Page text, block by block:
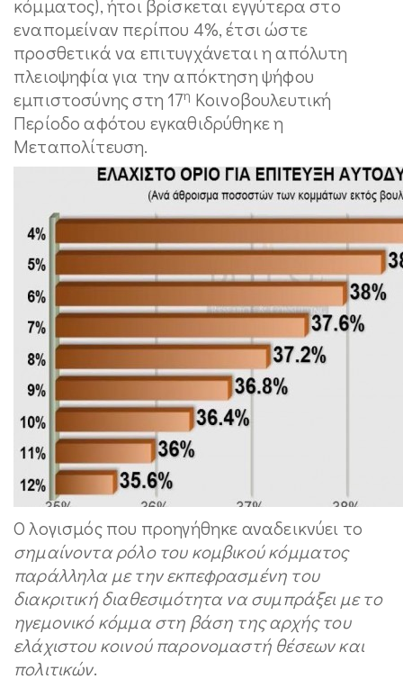
κόμματος), ήτοι βρίσκεται εγγύτερα στο
εναπομείναν περίπου 4%, έτσι ώστε
προσθετικά να επιτυγχάνεται η απόλυτη
πλειοψηφία για την απόκτηση ψήφου
εμπιστοσύνης στη 17η Κοινοβουλευτική
Περίοδο αφότου εγκαθιδρύθηκε η
Μεταπολίτευση.
Ο λογισμός που προηγήθηκε αναδεικνύει το
σημαίνοντα ρόλο του κομβικού κόμματος
παράλληλα με την εκπεφρασμένη του
διακριτική διαθεσιμότητα να συμπράξει με το
ηγεμονικό κόμμα στη βάση της αρχής του
ελάχιστου κοινού παρονομαστή θέσεων και
πολιτικών.